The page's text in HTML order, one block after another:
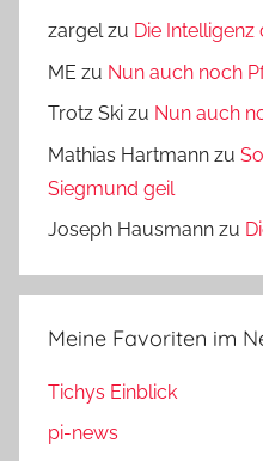
zargelzu Die Intelligenz
ME zu Nun auch noch
Trotz Ski zu Nun auch
Mathias Hartmann zu
Siegmund geil
Joseph Hausmann zu
Meine Favoriten im
Tichys Einblick
pi-news